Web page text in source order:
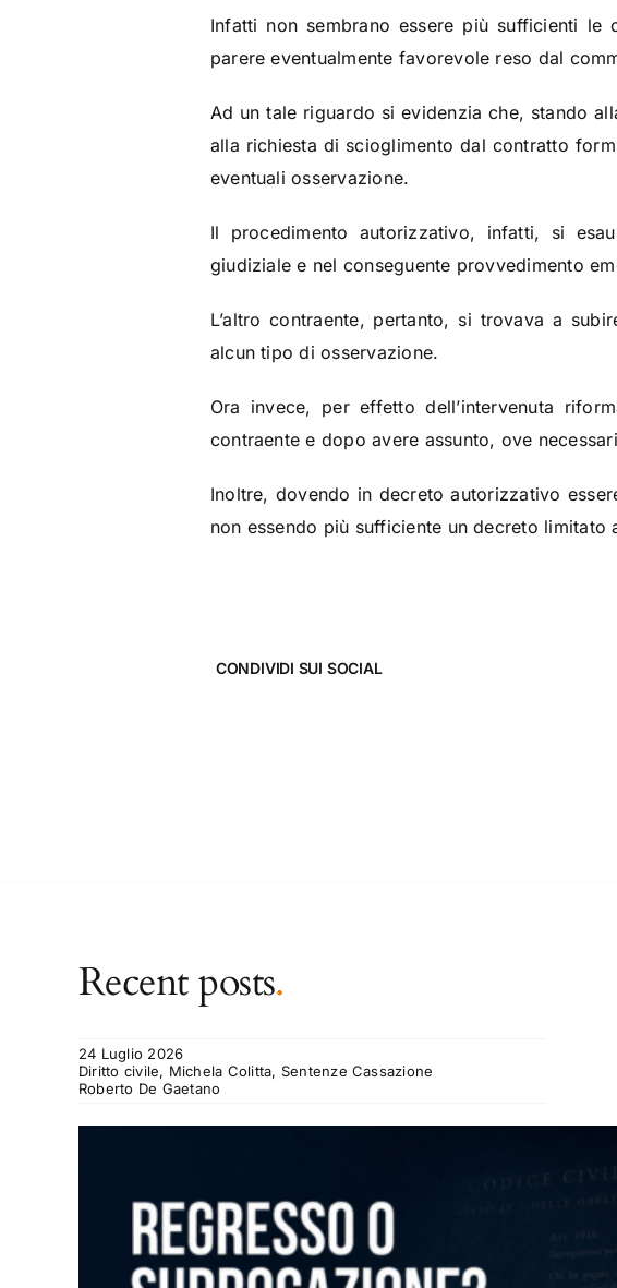
Infatti non sembrano essere più sufficienti
parere eventualmente favorevole reso dal
Ad un tale riguardo si evidenzia che, stando
alla richiesta di scioglimento dal contratto
eventuali osservazione.
Il procedimento autorizzativo, infatti, si
giudiziale e nel conseguente provvedimento
L’altro contraente, pertanto, si trovava a
alcun tipo di osservazione.
Ora invece, per effetto dell’intervenuta
contraente e dopo avere assunto, ove
Inoltre, dovendo in decreto autorizzativo
non essendo più sufficiente un decreto limitato
CONDIVIDI SUI SOCIAL
Recent posts.
24 Luglio 2026
Diritto civile, Michela Colitta, Sentenze Cassazione
Roberto De Gaetano